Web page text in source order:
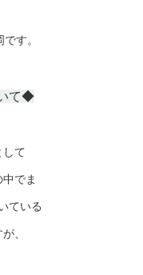
す。
て◆
して
でま
ている
、